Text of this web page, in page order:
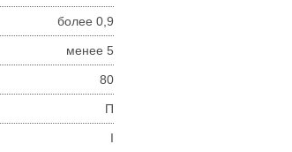
более 0,9
менее 5
80
П
I